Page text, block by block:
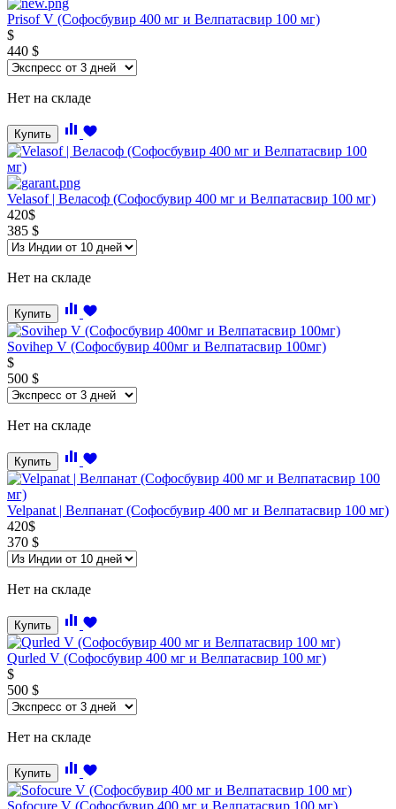
Prisof V (Софосбувир 400 мг и Велпатасвир 100 мг)
$
440 $
Нет на складе
Купить
Velasof | Веласоф (Софосбувир 400 мг и Велпатасвир 100 мг)
420$
385 $
Нет на складе
Купить
Sovihep V (Софосбувир 400мг и Велпатасвир 100мг)
$
500 $
Нет на складе
Купить
Velpanat | Велпанат (Софосбувир 400 мг и Велпатасвир 100 мг)
420$
370 $
Нет на складе
Купить
Qurled V (Софосбувир 400 мг и Велпатасвир 100 мг)
$
500 $
Нет на складе
Купить
Sofocure V (Софосбувир 400 мг и Велпатасвир 100 мг)